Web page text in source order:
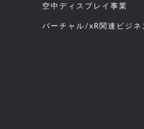
空中ディスプレイ事業
バーチャル/xR関連ビジネ